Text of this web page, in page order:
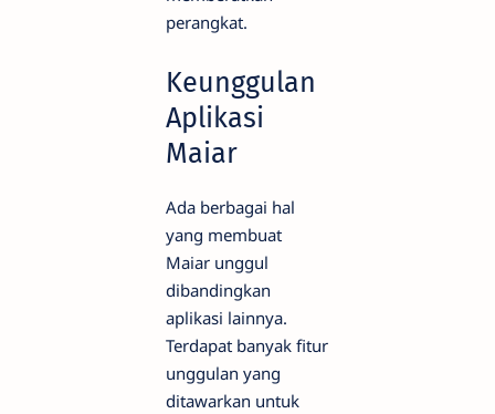
perangkat.
Keunggulan
Aplikasi
Maiar
Ada berbagai hal
yang membuat
Maiar unggul
dibandingkan
aplikasi lainnya.
Terdapat banyak fitur
unggulan yang
ditawarkan untuk